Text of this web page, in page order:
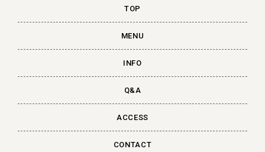
TOP
MENU
INFO
Q&A
ACCESS
CONTACT